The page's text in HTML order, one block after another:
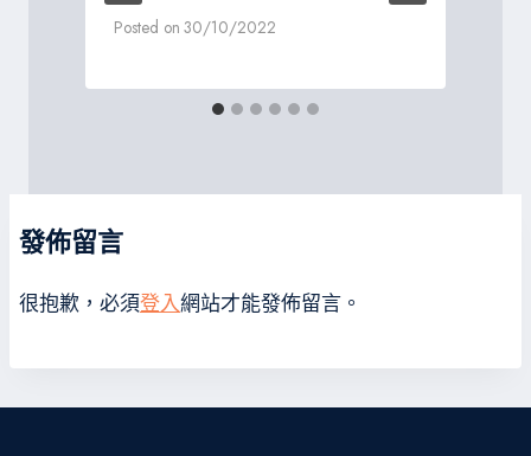
Posted on 30/10/2022
發佈留言
很抱歉，必須登入網站才能發佈留言。